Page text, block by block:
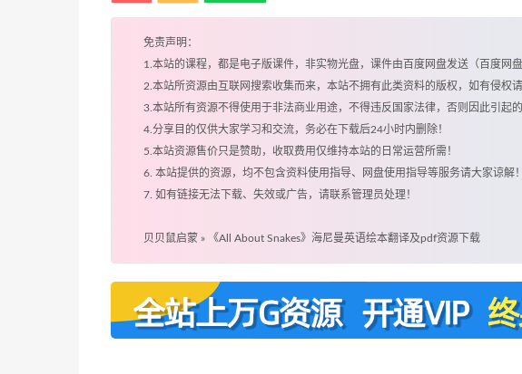
免责声明：
1.本站的课程，都是电子版课件，非实物光盘，课件由百度网盘发送（百度网盘
2.本站所资源由互联网搜索收集而来，本站不拥有此类资料的版权，如有侵权请
3.本站所有资源不得使用于非法商业用途，不得违反国家法律，否则因此引起
4.分享目的仅供大家学习和交流，务必在下载后24小时内删除！
5.本站资源售价只是赞助，收取费用仅维持本站的日常运营所需！
6. 本站提供的资源，均不包含资料使用指导、网盘使用指导等服务请大家谅解！
7. 如有链接无法下载、失效或广告，请联系管理员处理！
贝贝鼠启蒙 » 《All About Snakes》海尼曼英语绘本翻译及pdf资源下载